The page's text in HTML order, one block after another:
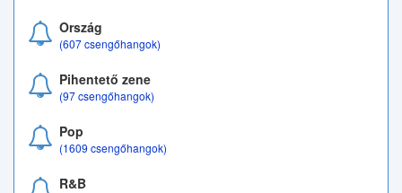
Ország
(607 csengőhangok)
Pihentető zene
(97 csengőhangok)
Pop
(1609 csengőhangok)
R&B